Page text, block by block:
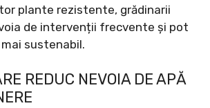
plante rezistente, grădinarii
de intervenții frecvente și pot
sustenabil.
REDUC NEVOIA DE APĂ